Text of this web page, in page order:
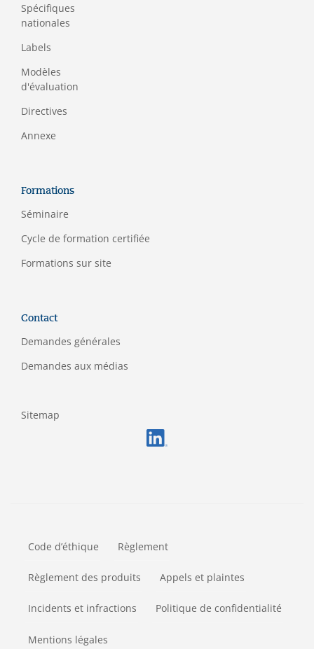
Spécifiques
nationales
Labels
Modèles
d'évaluation
Directives
Annexe
Formations
Séminaire
Cycle de formation certifiée
Formations sur site
Contact
Demandes générales
Demandes aux médias
Sitemap
Code d’éthique Règlement
Règlement des produits Appels et plaintes
Incidents et infractions Politique de confidentialité
Mentions légales